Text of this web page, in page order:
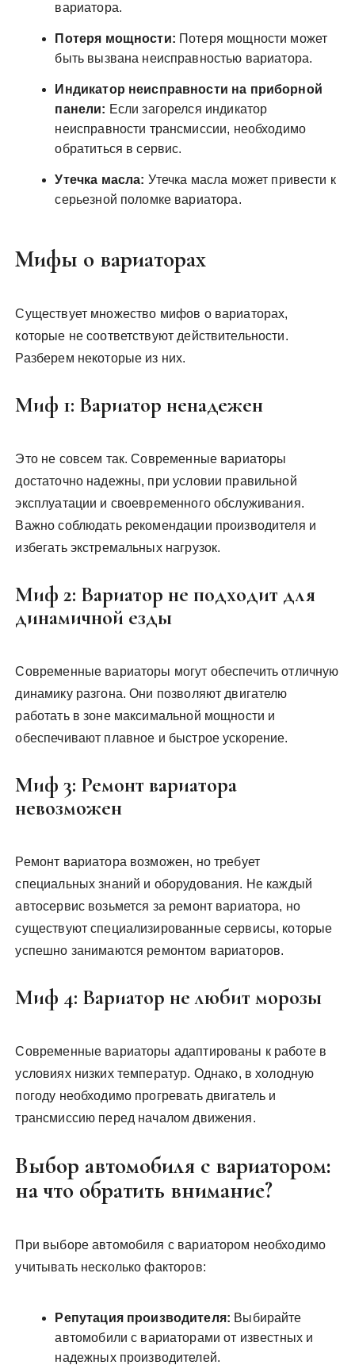
вариатора.
Потеря мощности: Потеря мощности может
быть вызвана неисправностью вариатора.
Индикатор неисправности на приборной
панели: Если загорелся индикатор
неисправности трансмиссии, необходимо
обратиться в сервис.
Утечка масла: Утечка масла может привести к
серьезной поломке вариатора.
Мифы о вариаторах
Существует множество мифов о вариаторах,
которые не соответствуют действительности.
Разберем некоторые из них.
Миф 1: Вариатор ненадежен
Это не совсем так. Современные вариаторы
достаточно надежны, при условии правильной
эксплуатации и своевременного обслуживания.
Важно соблюдать рекомендации производителя и
избегать экстремальных нагрузок.
Миф 2: Вариатор не подходит для
динамичной езды
Современные вариаторы могут обеспечить отличную
динамику разгона. Они позволяют двигателю
работать в зоне максимальной мощности и
обеспечивают плавное и быстрое ускорение.
Миф 3: Ремонт вариатора
невозможен
Ремонт вариатора возможен, но требует
специальных знаний и оборудования. Не каждый
автосервис возьмется за ремонт вариатора, но
существуют специализированные сервисы, которые
успешно занимаются ремонтом вариаторов.
Миф 4: Вариатор не любит морозы
Современные вариаторы адаптированы к работе в
условиях низких температур. Однако, в холодную
погоду необходимо прогревать двигатель и
трансмиссию перед началом движения.
Выбор автомобиля с вариатором:
на что обратить внимание?
При выборе автомобиля с вариатором необходимо
учитывать несколько факторов:
Репутация производителя: Выбирайте
автомобили с вариаторами от известных и
надежных производителей.